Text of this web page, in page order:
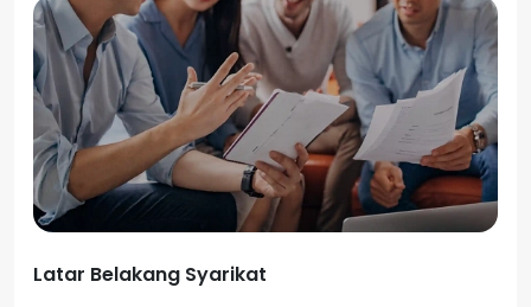
Latar Belakang Syarikat